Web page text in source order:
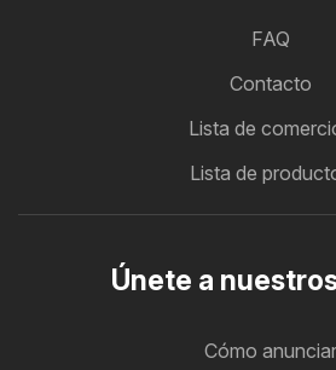
FAQ
Contacto
Lista de
Lista de
Únete a
Cómo anunciar